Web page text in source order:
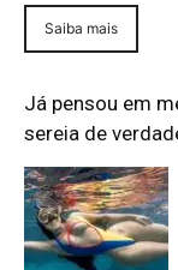
Saiba mais
Já pensou em
sereia de